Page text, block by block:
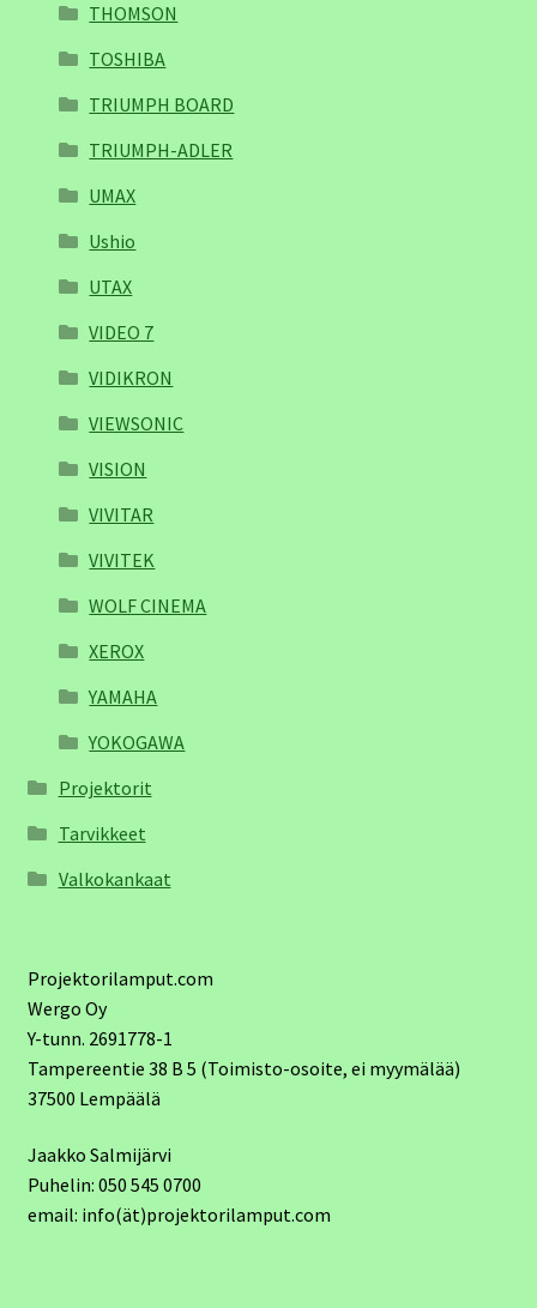
THOMSON
TOSHIBA
TRIUMPH BOARD
TRIUMPH-ADLER
UMAX
Ushio
UTAX
VIDEO 7
VIDIKRON
VIEWSONIC
VISION
VIVITAR
VIVITEK
WOLF CINEMA
XEROX
YAMAHA
YOKOGAWA
Projektorit
Tarvikkeet
Valkokankaat
Projektorilamput.com
Wergo Oy
Y-tunn. 2691778-1
Tampereentie 38 B 5 (Toimisto-osoite, ei myymälää)
37500 Lempäälä
Jaakko Salmijärvi
Puhelin: 050 545 0700
email: info(ät)projektorilamput.com